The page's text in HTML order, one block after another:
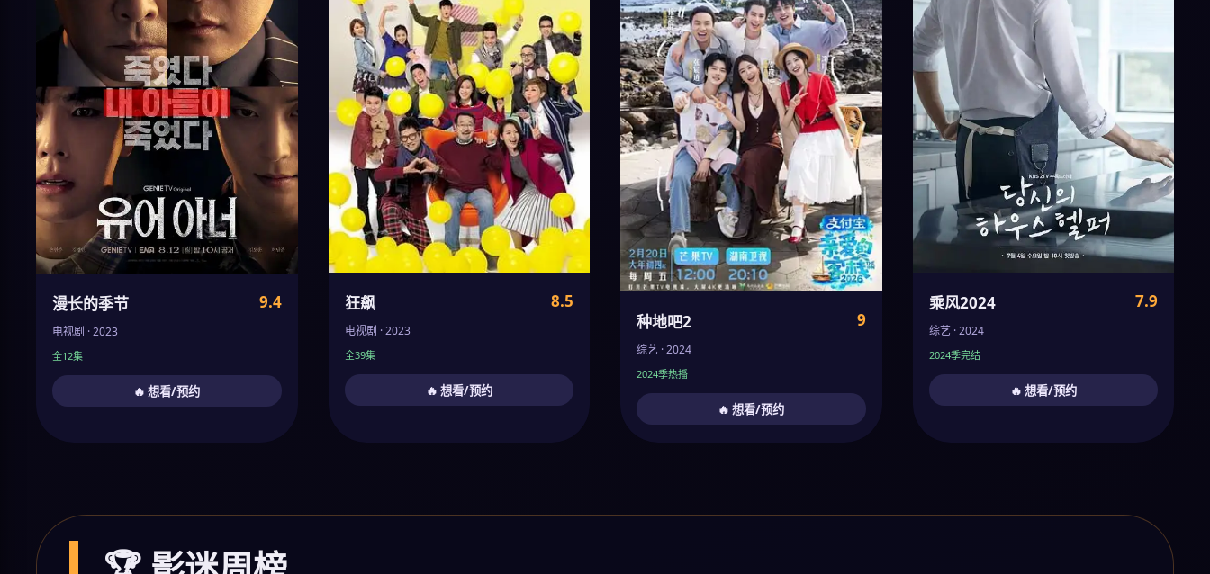
漫长的季节 9.4
电视剧 · 2023
全12集
🔥 想看/预约
狂飙 8.5
电视剧 · 2023
全39集
🔥 想看/预约
种地吧2 9
综艺 · 2024
2024季热播
🔥 想看/预约
乘风2024 7.9
综艺 · 2024
2024季完结
🔥 想看/预约